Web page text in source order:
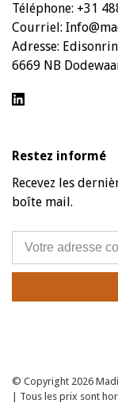
Téléphone: +31
Courriel:
Adresse:
6669 NB
Restez informé
Recevez les
boîte mail.
© Copyright 2026
| Tous les prix sont